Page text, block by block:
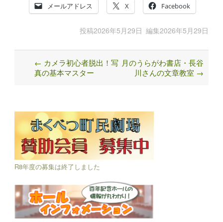
メールアドレス X Facebook
投稿2026年5月29日 編集2026年5月29日
Post
navigation
← カメラ初心者脱出！写
真の基本マスター
月のうらがわ書店・長谷
川さんの文章教室 →
R8年度の募集は終了しました